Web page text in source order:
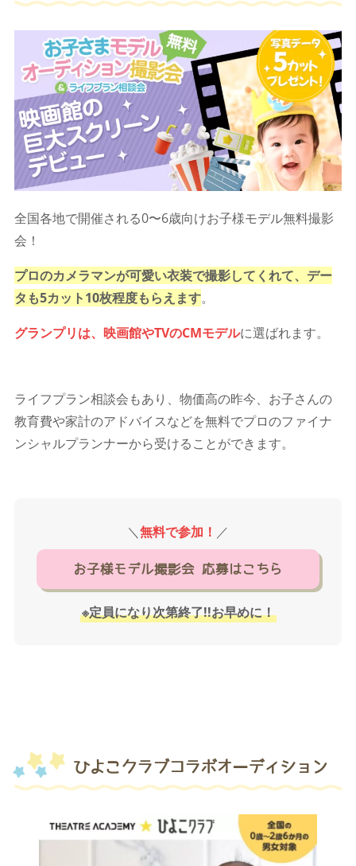
全国各地で開催される0〜6歳向けお子様モデル無料撮影
会！
プロのカメラマンが可愛い衣装で撮影してくれて、デー
タも5カット10枚程度もらえます。
グランプリは、映画館やTVのCMモデルに選ばれます。
ライフプラン相談会もあり、物価高の昨今、お子さんの
教育費や家計のアドバイスなどを無料でプロのファイナ
ンシャルプランナーから受けることができます。
＼無料で参加！ ／
お子様モデル撮影会 応募はこちら
※定員になり次第終了!!お早めに！
ひよこクラブコラボオーディション